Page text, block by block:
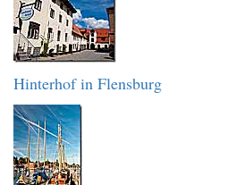
Hinterhof in Flensburg